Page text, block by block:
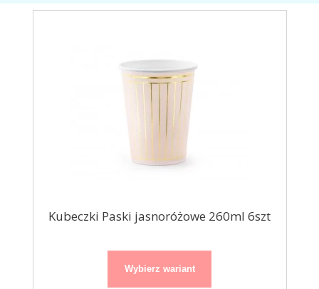
Kubeczki Paski jasnoróżowe 260ml 6szt
Wybierz wariant